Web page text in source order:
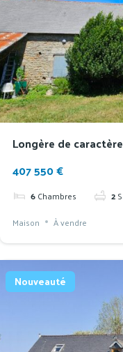
Longère de
407 550 €
6Chambres 2
Maison
À vendre
Nouveauté